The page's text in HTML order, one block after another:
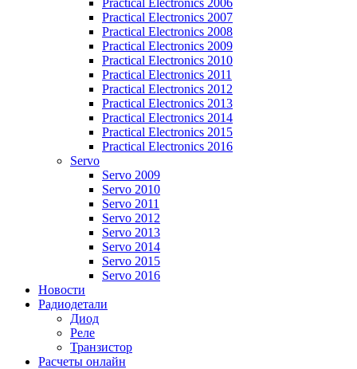
Practical Electronics 2006
Practical Electronics 2007
Practical Electronics 2008
Practical Electronics 2009
Practical Electronics 2010
Practical Electronics 2011
Practical Electronics 2012
Practical Electronics 2013
Practical Electronics 2014
Practical Electronics 2015
Practical Electronics 2016
Servo
Servo 2009
Servo 2010
Servo 2011
Servo 2012
Servo 2013
Servo 2014
Servo 2015
Servo 2016
Новости
Радиодетали
Диод
Реле
Транзистор
Расчеты онлайн